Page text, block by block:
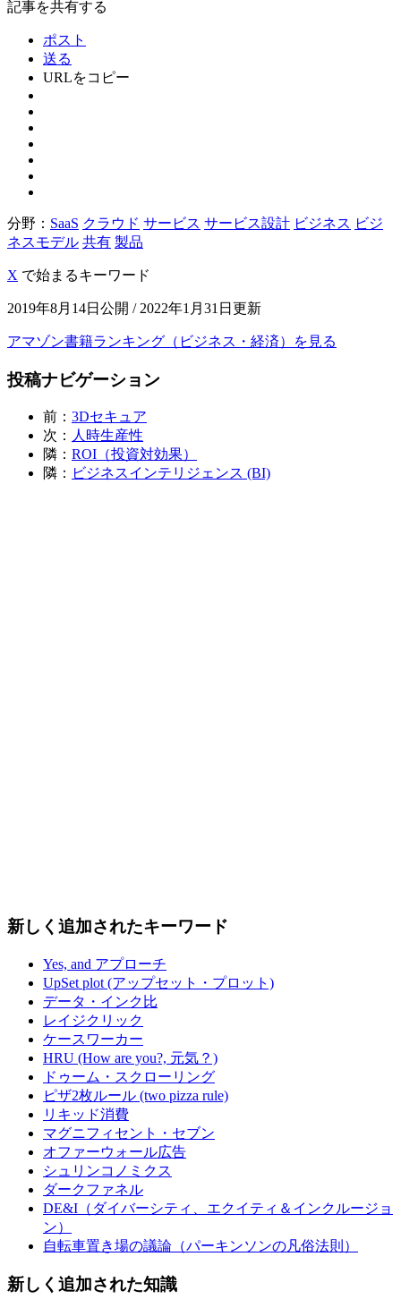
記事を共有する
ポスト
送る
URLをコピー
分野： SaaS クラウド サービス サービス設計 ビジネス ビジ
ネスモデル 共有 製品
X で始まるキーワード
2019年8月14日公開 / 2022年1月31日更新
アマゾン書籍ランキング（ビジネス・経済）を見る
投稿ナビゲーション
前： 3Dセキュア
次： 人時生産性
隣： ROI（投資対効果）
隣： ビジネスインテリジェンス (BI)
新しく追加されたキーワード
Yes, and アプローチ
UpSet plot (アップセット・プロット)
データ・インク比
レイジクリック
ケースワーカー
HRU (How are you?, 元気？)
ドゥーム・スクローリング
ピザ2枚ルール (two pizza rule)
リキッド消費
マグニフィセント・セブン
オファーウォール広告
シュリンコノミクス
ダークファネル
DE&I（ダイバーシティ、エクイティ＆インクルージョ
ン）
自転車置き場の議論（パーキンソンの凡俗法則）
新しく追加された知識